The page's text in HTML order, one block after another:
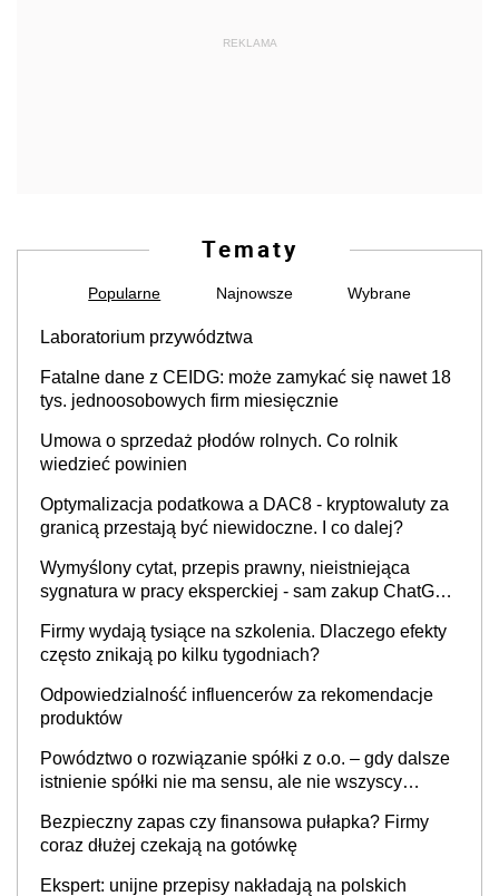
REKLAMA
Tematy
Popularne Najnowsze Wybrane
Laboratorium przywództwa
Fatalne dane z CEIDG: może zamykać się nawet 18
tys. jednoosobowych firm miesięcznie
Umowa o sprzedaż płodów rolnych. Co rolnik
wiedzieć powinien
Optymalizacja podatkowa a DAC8 - kryptowaluty za
granicą przestają być niewidoczne. I co dalej?
Wymyślony cytat, przepis prawny, nieistniejąca
sygnatura w pracy eksperckiej - sam zakup ChatGPT
Firmy wydają tysiące na szkolenia. Dlaczego efekty
często znikają po kilku tygodniach?
Odpowiedzialność influencerów za rekomendacje
produktów
Powództwo o rozwiązanie spółki z o.o. – gdy dalsze
istnienie spółki nie ma sensu, ale nie wszyscy
Bezpieczny zapas czy finansowa pułapka? Firmy
coraz dłużej czekają na gotówkę
Ekspert: unijne przepisy nakładają na polskich